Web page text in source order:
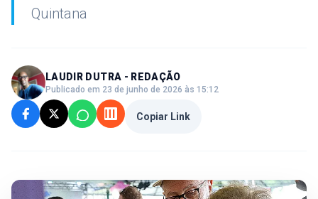
Quintana
LAUDIR DUTRA - REDAÇÃO
Publicado em 23 de junho de 2026 às 15:12
Copiar Link